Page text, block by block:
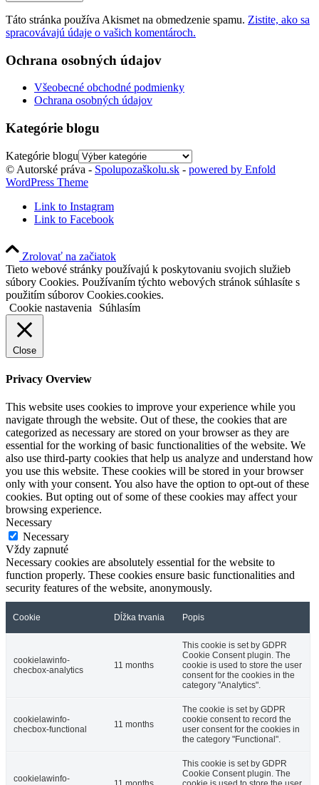
Táto stránka používa Akismet na obmedzenie spamu. Zistite, ako sa
spracovávajú údaje o vašich komentároch.
Ochrana osobných údajov
Všeobecné obchodné podmienky
Ochrana osobných údajov
Kategórie blogu
Kategórie blogu
© Autorské práva - Spolupozaškolu.sk - powered by Enfold
WordPress Theme
Link to Instagram
Link to Facebook
Zrolovať na začiatok
Tieto webové stránky používajú k poskytovaniu svojich služieb
súbory Cookies. Používaním týchto webových stránok súhlasíte s
použitím súborov Cookies.cookies.
Cookie nastavenia
Súhlasím
Close
Privacy Overview
This website uses cookies to improve your experience while you
navigate through the website. Out of these, the cookies that are
categorized as necessary are stored on your browser as they are
essential for the working of basic functionalities of the website. We
also use third-party cookies that help us analyze and understand how
you use this website. These cookies will be stored in your browser
only with your consent. You also have the option to opt-out of these
cookies. But opting out of some of these cookies may affect your
browsing experience.
Necessary
Necessary
Vždy zapnuté
Necessary cookies are absolutely essential for the website to
function properly. These cookies ensure basic functionalities and
security features of the website, anonymously.
Cookie Dĺžka trvania Popis
cookielawinfo-
checbox-analytics
11 months
This cookie is set by GDPR
Cookie Consent plugin. The
cookie is used to store the user
consent for the cookies in the
category "Analytics".
cookielawinfo-
checbox-functional
11 months
The cookie is set by GDPR
cookie consent to record the
user consent for the cookies in
the category "Functional".
cookielawinfo-
This cookie is set by GDPR
Cookie Consent plugin. The